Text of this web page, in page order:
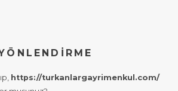
https://turkanlargayrimenkul.com/